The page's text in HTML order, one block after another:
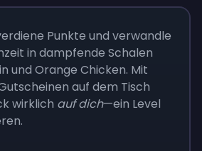
Punkte und verwandle
in dampfende Schalen
und Orange Chicken. Mit
auf dem Tisch
wirklich auf dich—ein Level